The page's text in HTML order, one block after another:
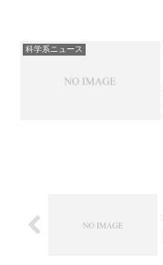
科学系ニュース